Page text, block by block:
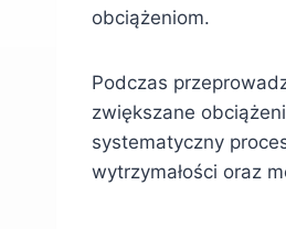
obciążeniom.
Podczas
zwiększane
systematyczny
wytrzymałości oraz